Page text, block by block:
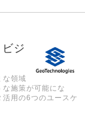
ジ
な領域
施策が可能にな
用の6つのユースケ